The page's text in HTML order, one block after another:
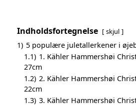
Indholdsfortegnelse skjul
1) 5 populære juletallerkener i
1.1) 1. Kähler Hammershøi
27cm
1.2) 2. Kähler Hammershøi
22cm
1.3) 3. Kähler Hammershøi